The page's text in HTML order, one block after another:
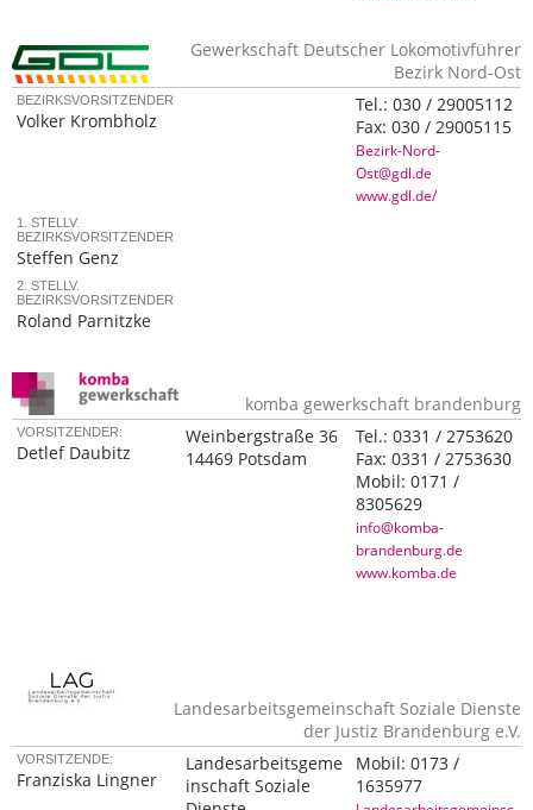
Gewerkschaft Deutscher Lokomotivführer
Bezirk Nord-Ost
BEZIRKSVORSITZENDER
Volker Krombholz
Tel.:030 / 29005112
Fax:030 / 29005115
Bezirk-Nord-
Ost@gdl.de
www.gdl.de/
1. STELLV.
BEZIRKSVORSITZENDER
Steffen Genz
2. STELLV.
BEZIRKSVORSITZENDER
Roland Parnitzke
komba gewerkschaft brandenburg
VORSITZENDER:
Detlef Daubitz
Weinbergstraße 36
14469 Potsdam
Tel.:0331 / 2753620
Fax:0331 / 2753630
Mobil:0171 /
8305629
info@komba-
brandenburg.de
www.komba.de
Landesarbeitsgemeinschaft Soziale Dienste
der Justiz Brandenburg e.V.
VORSITZENDE:
Franziska Lingner
Landesarbeitsgeme
inschaft Soziale
Mobil:0173 /
1635977